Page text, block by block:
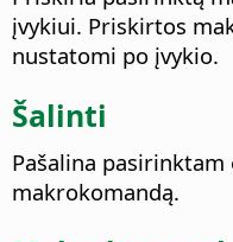
įvykiui. Priskirtos
nustatomi po įvykio.
Šalinti
Pašalina
makrokomandą.